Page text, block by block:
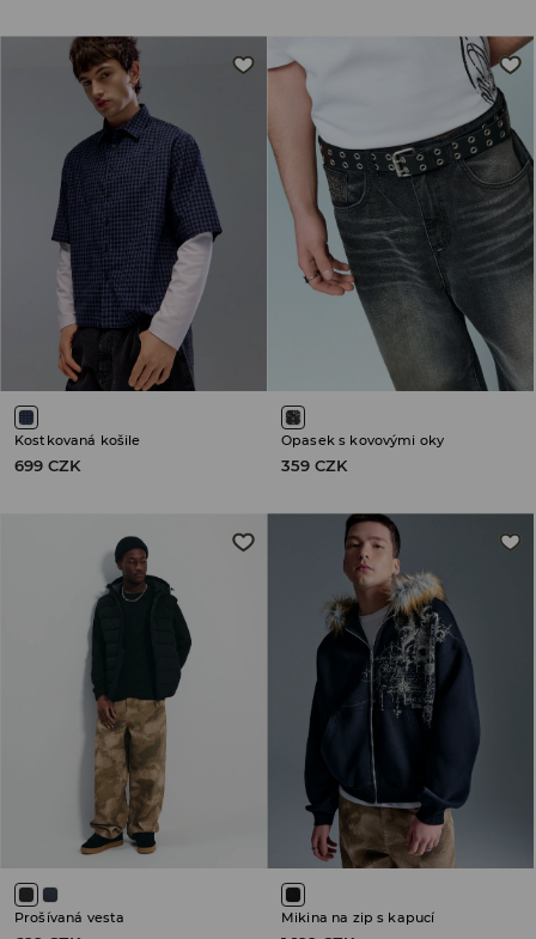
Kostkovaná košile
699 CZK
Opasek s kovovými oky
359 CZK
Prošívaná vesta Mikina na zip s kapucí